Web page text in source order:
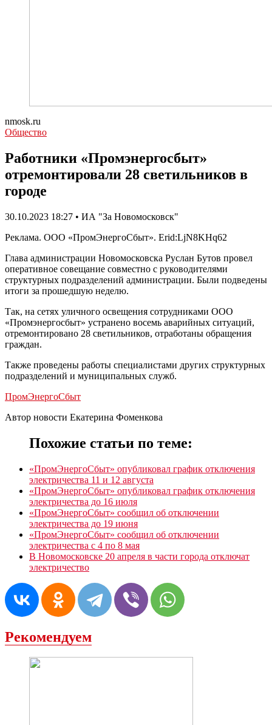
nmosk.ru
Общество
Работники «Промэнергосбыт»
отремонтировали 28 светильников в
городе
30.10.2023 18:27 • ИА "За Новомосковск"
Реклама. ООО «ПромЭнергоСбыт». Erid:LjN8KHq62
Глава администрации Новомосковска Руслан Бутов провел
оперативное совещание совместно с руководителями
структурных подразделений администрации. Были подведены
итоги за прошедшую неделю.
Так, на сетях уличного освещения сотрудниками ООО
«Промэнергосбыт» устранено восемь аварийных ситуаций,
отремонтировано 28 светильников, отработаны обращения
граждан.
Также проведены работы специалистами других структурных
подразделений и муниципальных служб.
ПромЭнергоСбыт
Автор новости Екатерина Фоменкова
Похожие статьи по теме:
«ПромЭнергоСбыт» опубликовал график отключения
электричества 11 и 12 августа
«ПромЭнергоСбыт» опубликовал график отключения
электричества до 16 июля
«ПромЭнергоСбыт» сообщил об отключении
электричества до 19 июня
«ПромЭнергоСбыт» сообщил об отключении
электричества с 4 по 8 мая
В Новомосковске 20 апреля в части города отключат
электричество
Рекомендуем